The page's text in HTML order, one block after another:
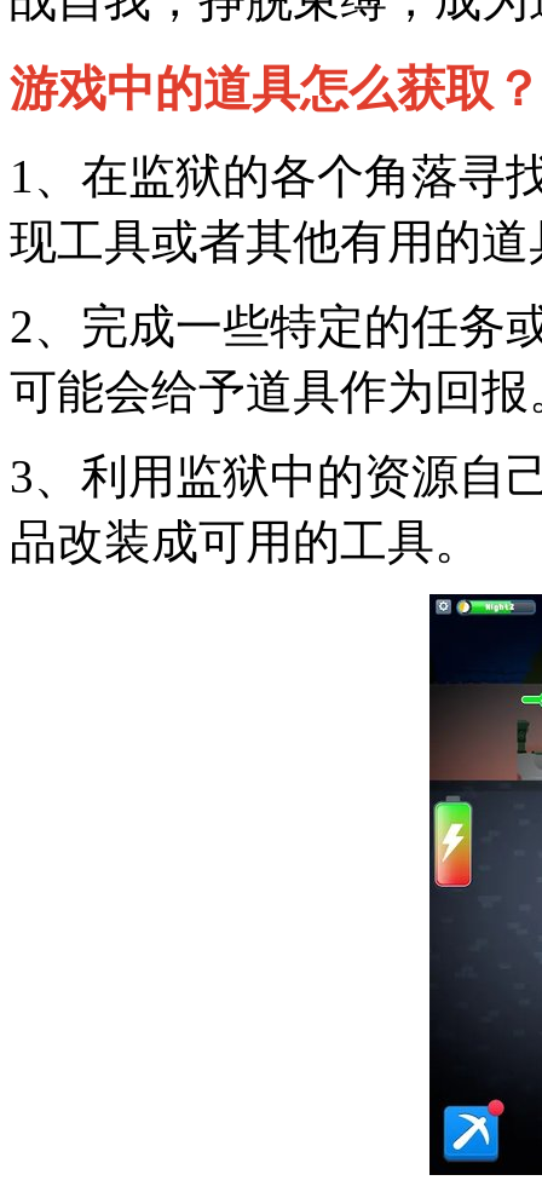
游戏中的道具怎么获取？
1、在监狱的各个角落寻
现工具或者其他有用的道
2、完成一些特定的任务
可能会给予道具作为回报
3、利用监狱中的资源自
品改装成可用的工具。